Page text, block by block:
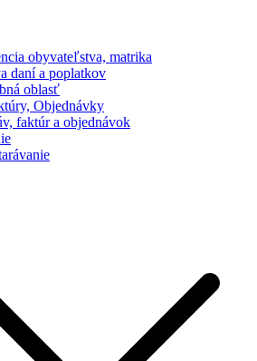
obyvateľstva, matrika
daní a poplatkov
oblasť
Objednávky
faktúr a objednávok